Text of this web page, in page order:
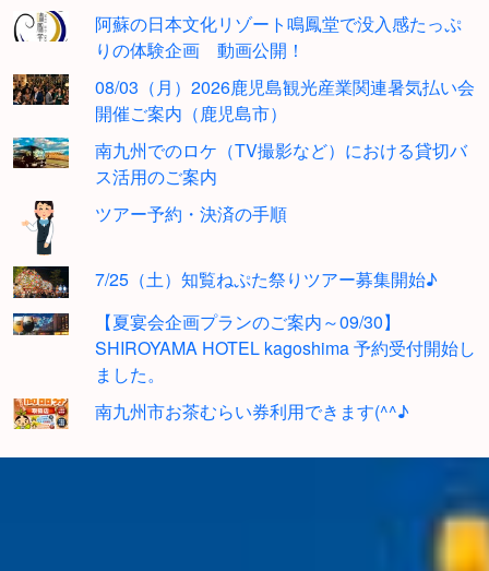
阿蘇の日本文化リゾート鳴鳳堂で没入感たっぷ
りの体験企画 動画公開！
08/03（月）2026鹿児島観光産業関連暑気払い会
開催ご案内（鹿児島市）
南九州でのロケ（TV撮影など）における貸切バ
ス活用のご案内
ツアー予約・決済の手順
7/25（土）知覧ねぷた祭りツアー募集開始♪
【夏宴会企画プランのご案内～09/30】
SHIROYAMA HOTEL kagoshima 予約受付開始し
ました。
南九州市お茶むらい券利用できます(^^♪